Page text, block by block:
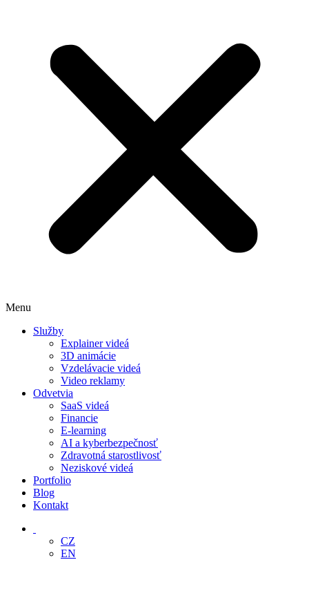
Menu
Služby
Explainer videá
3D animácie
Vzdelávacie videá
Video reklamy
Odvetvia
SaaS videá
Financie
E-learning
AI a kyberbezpečnosť
Zdravotná starostlivosť
Neziskové videá
Portfolio
Blog
Kontakt
CZ
EN